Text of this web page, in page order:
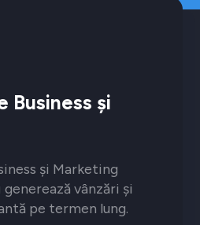
Business și
și Marketing
vânzări și
pe termen lung.